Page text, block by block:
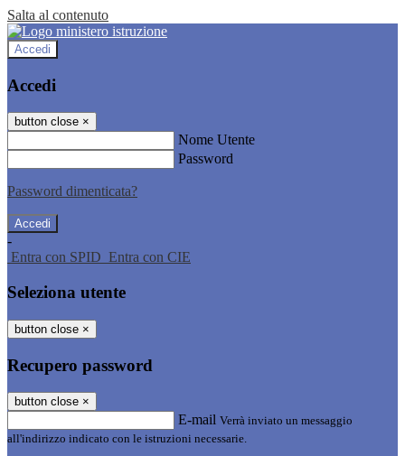
Salta al contenuto
Accedi
Accedi
button close ×
Nome Utente
Password
Password dimenticata?
-
Entra con SPID Entra con CIE
Seleziona utente
button close ×
Recupero password
button close ×
E-mail Verrà inviato un messaggio
all'indirizzo indicato con le istruzioni necessarie.